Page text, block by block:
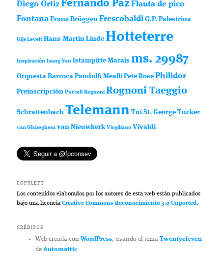
Diego OrtizFernando PazFlauta de pico
Fontana Frans Brüggen Frescobaldi G.P. Palestrina
Gijs Levelt Hans-Martin Linde Hotteterre
Inspiración Isang Yun Istampitte Marais ms. 29987
Orquesta Barroca Pandolfi Mealli Pete Rose Philidor
Preinscripción Purcell Rognoni Rognoni Taeggio
Schrattenbach Telemann Tui St. George Tucker
van Ghizeghem van Nieuwkerk Virgiliano Vivaldi
COPYLEFT
Los contenidos elaborados por los autores de esta web están publicados
bajo una licenciaCreative Commons Reconocimiento 3.0 Unported.
CRÉDITOS
Web creada con WordPress, usando el tema Twentyeleven
de Automattic